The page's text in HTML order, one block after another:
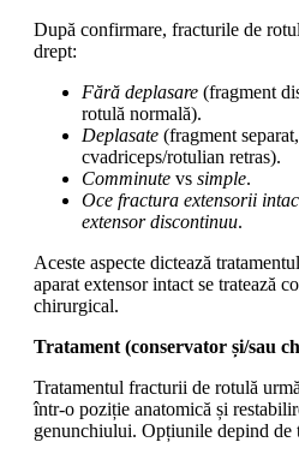
După confirmare, fracturile de
drept:
Fără deplasare (fragment
rotulă normală).
Deplasate (fragment
cvadriceps/rotulian retras).
Comminute vs simple.
Oce fractura extensorii
extensor discontinuu.
Aceste aspecte dictează
aparat extensor intact se tratează
chirurgical.
Tratament (conservator și/sau
Tratamentul fracturii de rotulă
într-o poziție anatomică și
genunchiului. Opțiunile depind de